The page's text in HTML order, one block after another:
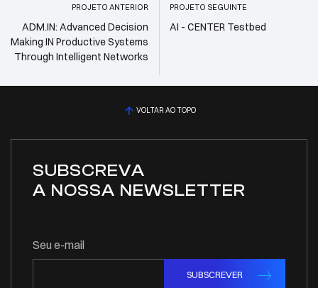
PROJETO ANTERIOR
ADM.IN: Advanced Decision
Making IN Productive Systems
Through Intelligent Networks
PROJETO SEGUINTE
AI - CENTER Testbed
VOLTAR AO TOPO
SUBSCREVA
A NOSSA NEWSLETTER
Seu e-mail
SUBSCREVER